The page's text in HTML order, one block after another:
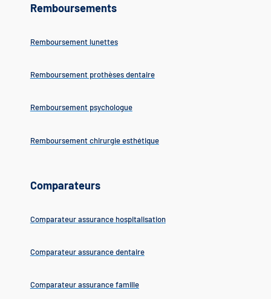
Remboursements
Remboursement lunettes
Remboursement prothèses dentaire
Remboursement psychologue
Remboursement chirurgie esthétique
Comparateurs
Comparateur assurance hospitalisation
Comparateur assurance dentaire
Comparateur assurance famille